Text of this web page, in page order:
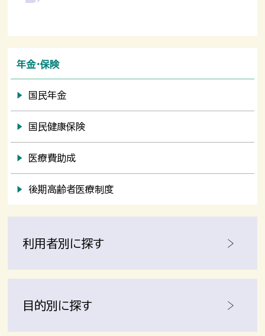
年金・保険
国民年金
国民健康保険
医療費助成
後期高齢者医療制度
利用者別に探す
目的別に探す